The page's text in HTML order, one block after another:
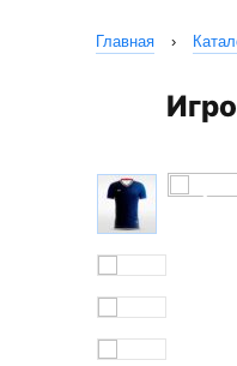
Главная ›